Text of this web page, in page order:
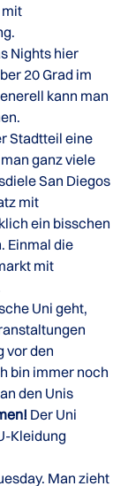
mit
Nights hier
20 Grad im
kann man
Stadtteil eine
ganz viele
San Diegos
mit
ein bisschen
Einmal die
mit
Uni geht,
vor den
bin immer noch
den Unis
Der Uni
Kleidung
Man zieht